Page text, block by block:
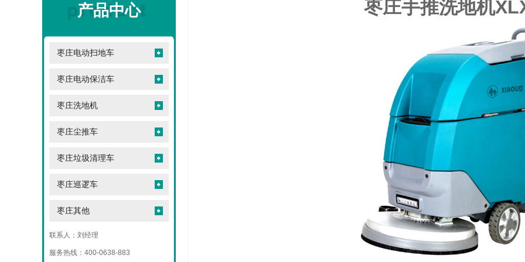
产品中心
枣庄电动扫地车
枣庄电动保洁车
枣庄洗地机
枣庄尘推车
枣庄垃圾清理车
枣庄巡逻车
枣庄其他
联系人：刘经理
服务热线：400-0638-883
枣庄手推洗地机